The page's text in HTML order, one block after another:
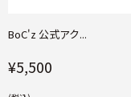
BoC'z 公式アク...
¥5,500